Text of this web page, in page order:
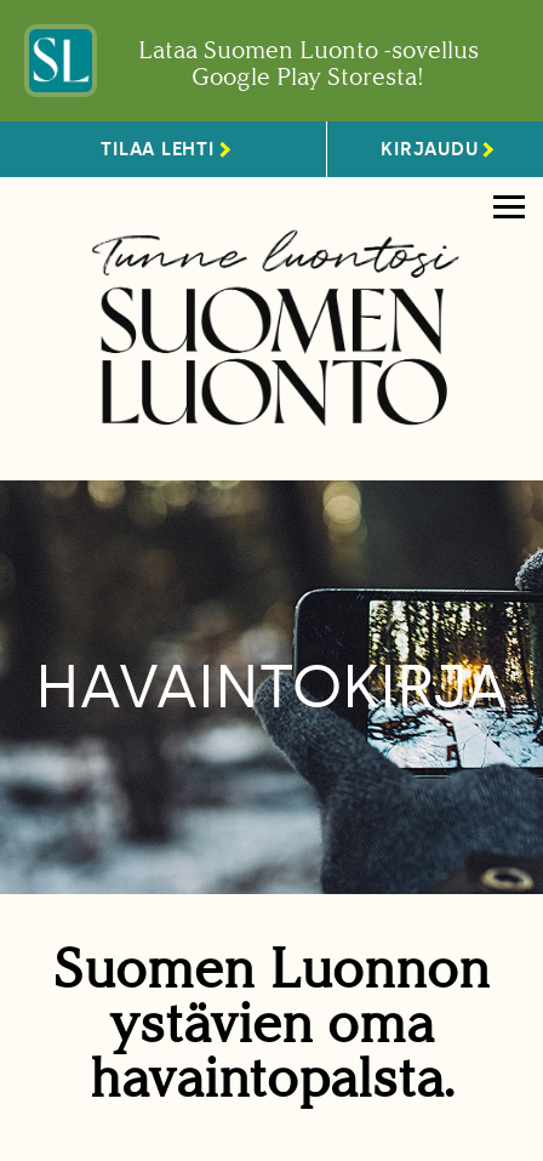
Lataa Suomen Luonto -sovellus
Google Play Storesta!
TILAA LEHTI KIRJAUDU
HAVAINTOKIRJA
Suomen Luonnon
ystävien oma
havaintopalsta.